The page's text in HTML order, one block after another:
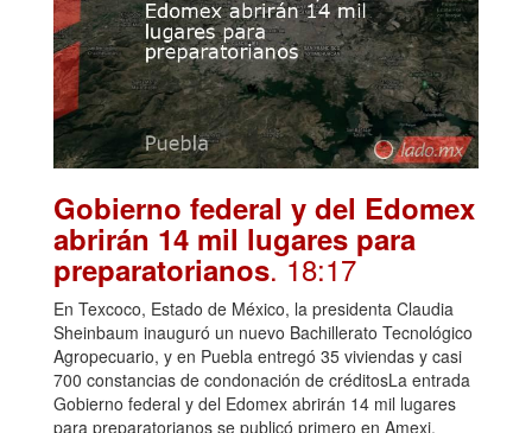
Gobierno federal y del Edomex
abrirán 14 mil lugares para
preparatorianos. 18:17
En Texcoco, Estado de México, la presidenta Claudia
Sheinbaum inauguró un nuevo Bachillerato Tecnológico
Agropecuario, y en Puebla entregó 35 viviendas y casi
700 constancias de condonación de créditosLa entrada
Gobierno federal y del Edomex abrirán 14 mil lugares
para preparatorianos se publicó primero en Amexi.